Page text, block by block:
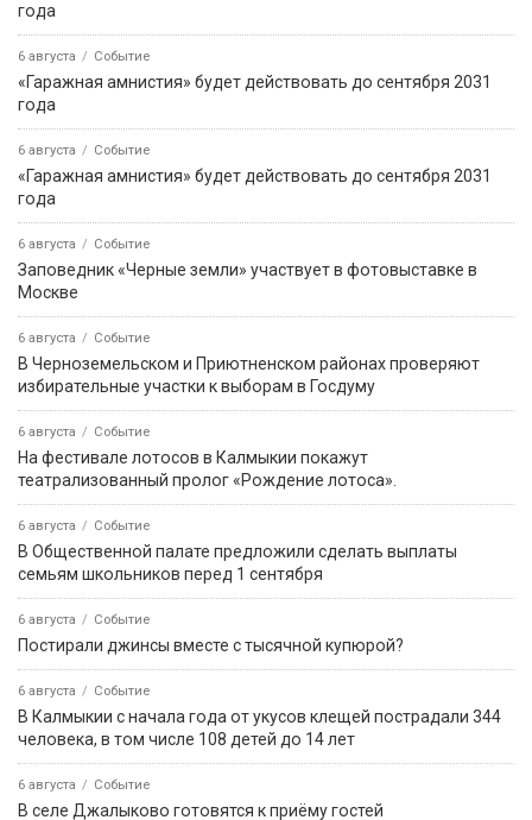
года
6 августа Событие
«Гаражная амнистия» будет действовать до сентября 2031
года
6 августа Событие
«Гаражная амнистия» будет действовать до сентября 2031
года
6 августа Событие
Заповедник «Черные земли» участвует в фотовыставке в
Москве
6 августа Событие
В Черноземельском и Приютненском районах проверяют
избирательные участки к выборам в Госдуму
6 августа Событие
На фестивале лотосов в Калмыкии покажут
театрализованный пролог «Рождение лотоса».
6 августа Событие
В Общественной палате предложили сделать выплаты
семьям школьников перед 1 сентября
6 августа Событие
Постирали джинсы вместе с тысячной купюрой?
6 августа Событие
В Калмыкии с начала года от укусов клещей пострадали 344
человека, в том числе 108 детей до 14 лет
6 августа Событие
В селе Джалыково готовятся к приёму гостей